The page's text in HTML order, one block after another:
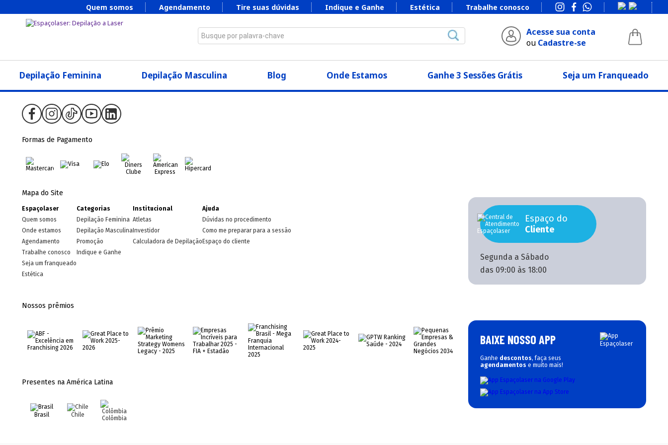
Quem somos Agendamento Tire suas dúvidas Indique e Ganhe Estética Trabalhe conosco
Busque por palavra-chave
Acesse sua conta
ou Cadastre-se
Depilação Feminina Depilação Masculina Blog Onde Estamos Ganhe 3 Sessões Grátis Seja um Franqueado
Formas de Pagamento
Mapa do Site
Espaçolaser
Quem somos
Onde estamos
Agendamento
Trabalhe conosco
Seja um franqueado
Estética
Categorias
Depilação Feminina
Depilação Masculina
Promoção
Indique e Ganhe
Institucional
Atletas
Investidor
Calculadora de Depilação
Ajuda
Dúvidas no procedimento
Como me preparar para a sessão
Espaço do cliente
Espaço do
Cliente
Segunda a Sábado
das 09:00 às 18:00
Nossos prêmios
Presentes na América Latina
Brasil Chile Colômbia
BAIXE NOSSO APP
Ganhe descontos, faça seus
agendamentos e muito mais!